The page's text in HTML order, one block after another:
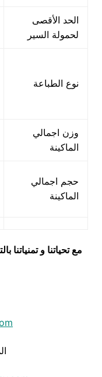
الحد الأقصى
لحمولة السير
نوع الطباعة
وزن اجمالي
الماكينة
حجم اجمالي
الماكينة
مع تحياتنا و